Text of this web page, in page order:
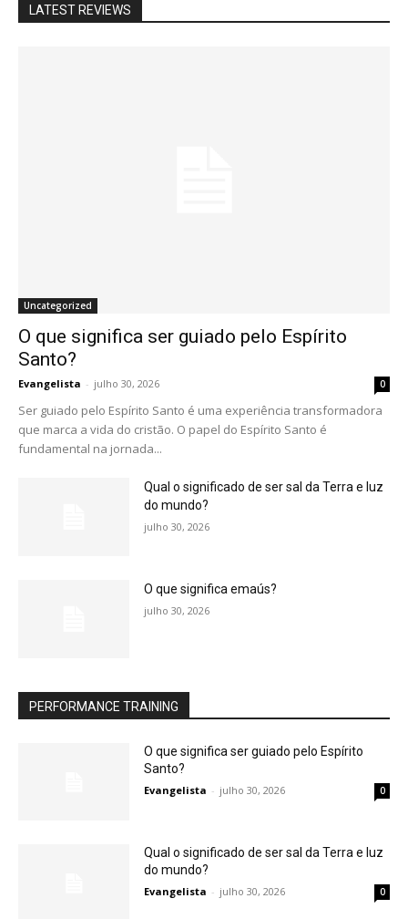
LATEST REVIEWS
Uncategorized
O que significa ser guiado pelo Espírito
Santo?
Evangelista - julho 30, 2026 0
Ser guiado pelo Espírito Santo é uma experiência transformadora
que marca a vida do cristão. O papel do Espírito Santo é
fundamental na jornada...
Qual o significado de ser sal da Terra e luz
do mundo?
julho 30, 2026
O que significa emaús?
julho 30, 2026
PERFORMANCE TRAINING
O que significa ser guiado pelo Espírito
Santo?
Evangelista - julho 30, 2026 0
Qual o significado de ser sal da Terra e luz
do mundo?
Evangelista - julho 30, 2026 0